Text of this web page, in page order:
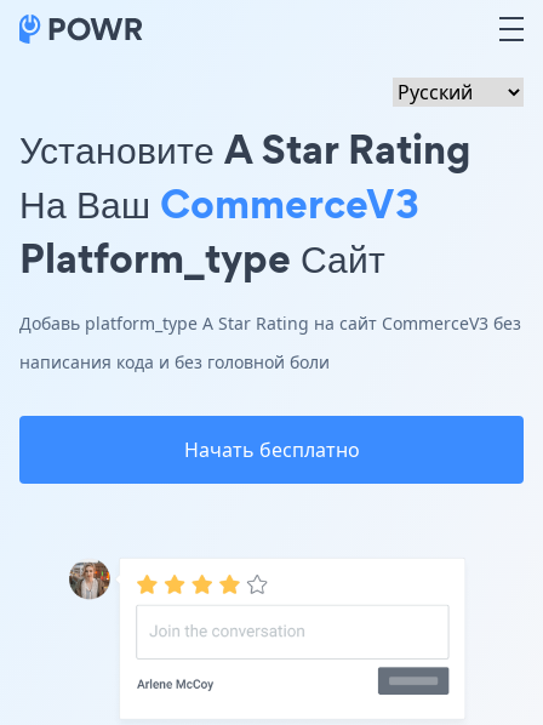
Установите A Star Rating
На Ваш CommerceV3
Platform_type Сайт
Добавь platform_type A Star Rating на сайт CommerceV3 без
написания кода и без головной боли
Начать бесплатно